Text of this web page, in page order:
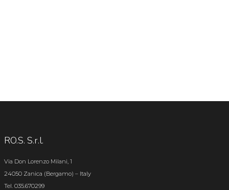
RO.S. S.r.l.
Via Don Lorenzo Milani, 1
24050 Zanica (Bergamo) – Italy
Tel. 035.670299